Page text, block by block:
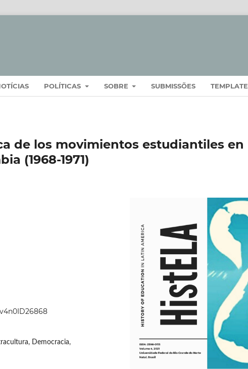
POLÍTICAS SOBRE SUBMISSÕES TEMPLATE
de los movimientos estudiantiles en
(1968-1971)
Democracia,